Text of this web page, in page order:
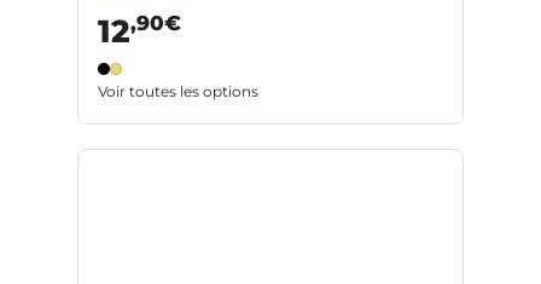
12,90€
Voir toutes les options